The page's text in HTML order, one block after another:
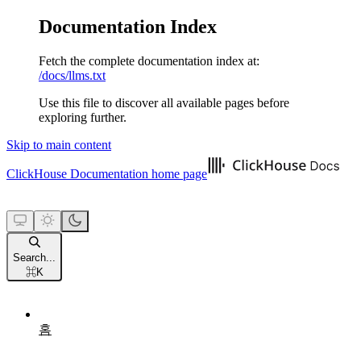
Documentation Index
Fetch the complete documentation index at:
/docs/llms.txt
Use this file to discover all available pages before
exploring further.
Skip to main content
ClickHouse Documentation home page
Search...
⌘K
홈